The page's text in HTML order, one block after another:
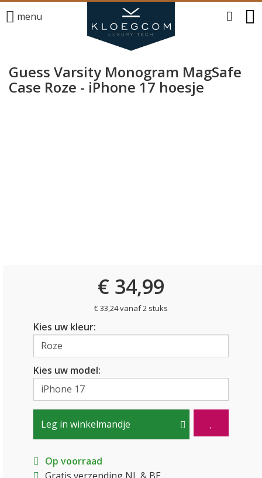
menu
Guess Varsity Monogram MagSafe
Case Roze - iPhone 17 hoesje
€ 34,99
€ 33,24 vanaf 2 stuks
Kies uw kleur:
Kies uw model:
Leg in winkelmandje
Op voorraad